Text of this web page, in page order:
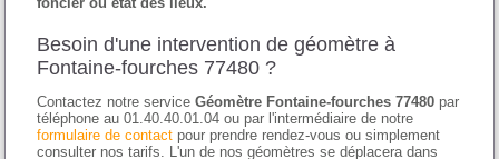
Besoin d'une intervention de géomètre à
Fontaine-fourches 77480 ?
Contactez notre serviceGéomètre Fontaine-fourches 77480 par
téléphone au 01.40.40.01.04 ou par l'intermédiaire de notre
formulaire de contact pour prendre rendez-vous ou simplement
consulter nos tarifs. L'un de nos géomètres se déplacera dans